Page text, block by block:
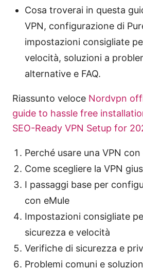
Cosa troverai in questa
VPN, configurazione di
impostazioni consigliate
velocità, soluzioni a
alternative e FAQ.
Riassunto veloce Nordvpn
guide to hassle free
SEO-Ready VPN Setup for
Perché usare una VPN con
Come scegliere la VPN
I passaggi base per
con eMule
Impostazioni consigliate
sicurezza e velocità
Verifiche di sicurezza e
Problemi comuni e